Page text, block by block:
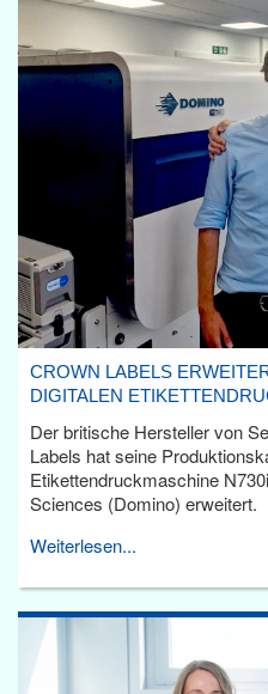
CROWN LABELS
DIGITALEN
Der britische Hersteller von
Labels hat seine
Etikettendruckmaschine
Sciences (Domino) erweitert.
Weiterlesen...